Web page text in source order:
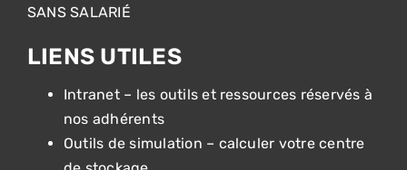
SANS SALARIÉ
LIENS UTILES
Intranet – les outils et ressources réservés à
nos adhérents
Outils de simulation – calculer votre centre